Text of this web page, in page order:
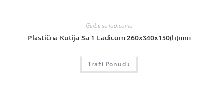
Gajbe sa ladicama
Plastična Kutija Sa 1 Ladicom 260x340x150(h)mm
Traži Ponudu